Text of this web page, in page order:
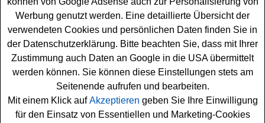
Wer bis Weihnachten gern tolle Bücher gewinnen
möchte, sollte bei diesem kostenlosen Hanser
LiteraturverlageAdventskalender Gewinnspiel
mitmachen. Hanser Literaturverlage verlosen bei dem
Adventskalender Gewinnspiel 2025 24 Unikate von
aktuellen Büchern, die von den Autorinnen und Autoren
kreativ gestaltet wurden. Mit etwas Glück können Sie
eins dieser Bücher gewinnen.
Werbung genutzt werden. Eine detaillierte Übersicht der
verwendeten Cookies und persönlichen Daten finden Sie in
der Datenschutzerklärung. Bitte beachten Sie, dass mit Ihrer
Zustimmung auch Daten an Google in die USA übermittelt
werden können. Sie können diese Einstellungen stets am
Seitenende aufrufen und bearbeiten.
Mit einem Klick aufAkzeptieren geben Sie Ihre Einwilligung
für den Einsatz von Essentiellen und Marketing-Cookies